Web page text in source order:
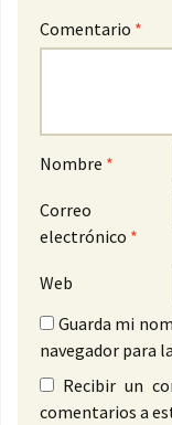
Comentario *
Nombre *
Correo
electrónico *
Web
Guarda mi
navegador para
Recibir un
comentarios a